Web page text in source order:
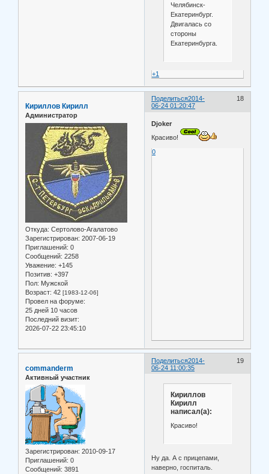
Челябинск-
Екатеринбург.
Двигалась со
стороны
Екатеринбурга.
+1
Поделиться 18
2014-
06-24 01:20:47
Кириллов Кирилл
Администратор
Откуда: Сертолово-Агалатово
Зарегистрирован: 2007-06-19
Приглашений: 0
Сообщений: 2258
Уважение: +145
Позитив: +397
Пол: Мужской
Возраст: 42 [1983-12-06]
Провел на форуме:
25 дней 10 часов
Последний визит:
2026-07-22 23:45:10
Djoker
Красиво!
0
Поделиться 19
2014-
06-24 11:00:35
commanderm
Активный участник
Зарегистрирован: 2010-09-17
Приглашений: 0
Сообщений: 3891
Кириллов
Кирилл
написал(а):
Красиво!
Ну да. А с прицепами,
наверно, госпиталь.